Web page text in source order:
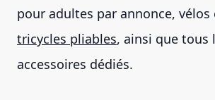
pour adultes par annonce, vélos
tricycles pliables, ainsi que tous
accessoires dédiés.